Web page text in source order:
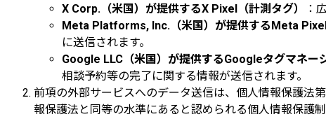
X Corp.（米国）が提供するX Pixel（計測タグ）
：
Meta Platforms, Inc.（米国）が提供するMeta Pixel
に送信されます。
Google LLC（米国）が提供するGoogleタグマネー
相談予約等の完了に関する情報が送信されます。
前項の外部サービスへのデータ送信は、個人情報保護法
報保護法と同等の水準にあると認められる個人情報保護